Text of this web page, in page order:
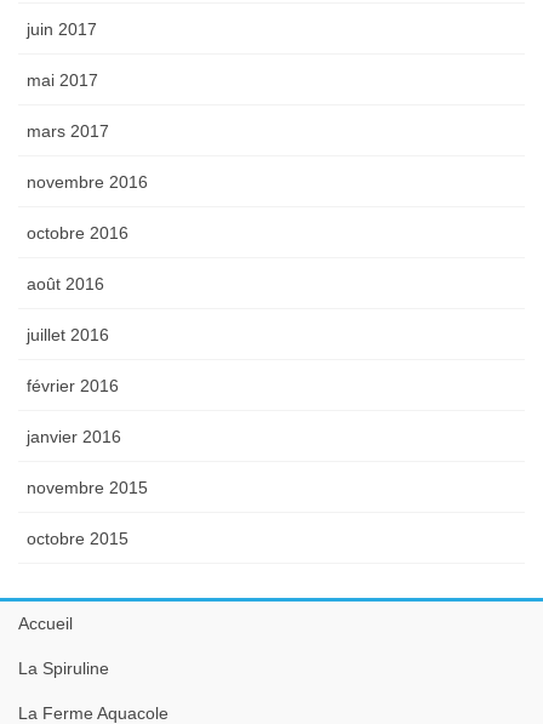
juin 2017
mai 2017
mars 2017
novembre 2016
octobre 2016
août 2016
juillet 2016
février 2016
janvier 2016
novembre 2015
octobre 2015
Accueil
La Spiruline
La Ferme Aquacole